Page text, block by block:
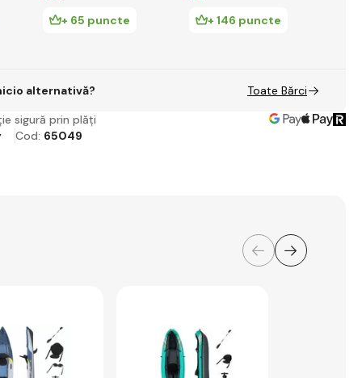
+ 65 puncte + 146 puncte
alternativă?
Toate Bărci
sigură prin plăți
Cod: 65049